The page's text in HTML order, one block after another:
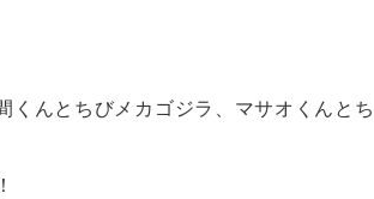
くんとちびメカゴジラ、マサオくんとち